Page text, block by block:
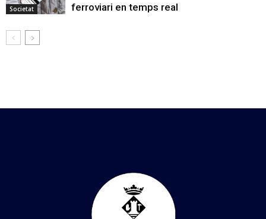
Societat
ferroviari en temps real